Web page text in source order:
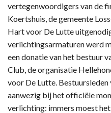
vertegenwoordigers van de
Koertshuis, de gemeente
Hart voor De Lutte
verlichtingsarmaturen werd
een donatie van het bestuur
Club, de organisatie
voor De Lutte.
aanwezig bij het officiële
verlichting: immers moest